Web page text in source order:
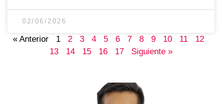
02/06/2026
« Anterior 1 2 3 4 5 6 7 8 9 10 11
12
13
14 15 16 17 Siguiente »